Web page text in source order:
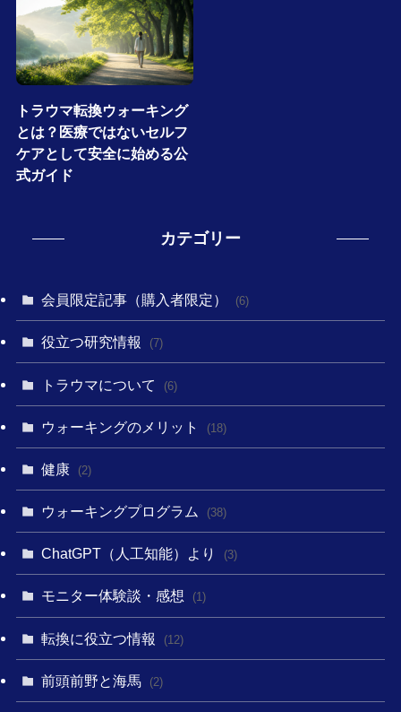
トラウマ転換ウォーキング
とは？医療ではないセルフ
ケアとして安全に始める公
式ガイド
カテゴリー
会員限定記事（購入者限定） (6)
役立つ研究情報 (7)
トラウマについて (6)
ウォーキングのメリット (18)
健康 (2)
ウォーキングプログラム (38)
ChatGPT（人工知能）より (3)
モニター体験談・感想 (1)
転換に役立つ情報 (12)
前頭前野と海馬 (2)